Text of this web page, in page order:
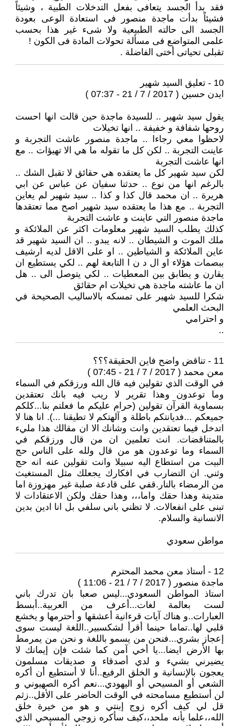
فقد بدأ الجسد يتعافى بفعل التدخلات الطبية ، وشيئاً
فشيئاً بدأت ماجدة منصور فى استعادة الوعى بعودة
الجسد الى حالته الطبيعية ولا شىء غير هذا بحسب
علمى المتواضع فى مسألة تحولات المادة فى الكون !
تقبلى تحياتى أختى الفاضلة .
10 - تعليق السيد شهير
ايدن حسين ( 2017 / 7 / 21 - 07:37 )
يقول سيد شهير .. للسيدة ماجدة حين قالت انها احست
روحها شفافة و خفيفة .. انها تخيلات
لاحظوا معي رجاءا .. ماجدة منصور عاشت التجربة و
عاينت التجربة .. لكن كل ما تقوله ما هي الا تهيؤات .. مع
انها عاشت التجربة
لكن سيد شهير كل ما يعتقده هي حقائق لا تقبل الشك ..
بالرغم انها من نوع .. حدثنا سفيان عن عباس عن ابي
هريرة .. ان محمد قال كذا و كذا .. سيد شهير لم يعاين
التجربة .. مع هذا ما يعتقده سيد شهير اصح مما تعتقدها
ماجدة منصور التي عاينت و عاشت التجربة
كذلك يطلب السيد شهير معلومات اكثر عن الملائكة و
ملك الموت و الشيطان .. لانه يبدو .. ان السيد شهير قد
عاين الملائكة و الشياطين .. او على الاقل لديه ارشيف
ببصمات هؤلاء او ال د ن ا التابعة لهم .. لكي يستطيع ان
يقارن و يطابق بين المعطيات .. لكي يتوصل الى .. هل
ان ما عاشته ماجدة هي تخيلات ام حقائق
شكرا للسيد شهير على تمسكه بالاساليب الصحيحة في
البحث العلمي
و احترامي
..
11 - تناقض واضح فاين الحقيقة؟؟؟
معن محمد ( 2017 / 7 / 21 - 07:45 )
في الوقت الذي تقولين فيه قال الله ورزقكم في السماء
وما توعدون وهذا تقرير لا ريب فيه بانك تعتقدين
بسماوية القرآن تقولين (حرام عليكم ما فعلتم بنا...كلكم
جميعكم ...فديانتكم باطلة و آلهتكم لا تطيقنا ...). انا هنا لا
اتدخل فيما تعتقدين وانت وشانك الا ان مقالك هذا مليء
بالمتناقضات. انت تعلمين ان من قال ورزقكم في
السماء وما توعدون هو من قال ولله على الناس حج
البيت من استطاع اليه سبيلا وانت تقولين عنه انه حج
وثني. ان التضارب في افكارك يجعلك مثل المستغيث
من الرمضاء بالنار.قفي على قادعة صلبة غير مهزوزة اما
متدينة وهذا حقك واما،،، وهذا حقك ولكن الاعتقادات لا
تبنى على انفعالات. لا تظني باني سلفي بل انا ادين بدين
الانسانية والسلام.
مواطن سعودي
12 - أستاذ معن محمد المحترم
ماجدة منصور ( 2017 / 7 / 21 - 11:06 )
استاذ المواطن السعودي...ليس صعبا بان تدرك باني
لست بعالمة لغات...أعرف من العربية..أبسط
العبارات..و هناك آيات قرءانية أعشقها و أحترمها و يخشع
قلبي لها..تماما حينما أقرأ لشكسبير..اللغة ليست سوى
إعجاز بشري...فنحن من يسمو باللغة و نحن من يمرمط
بها الأرض ايضا...يا أخي آمن كما شئت فإن إيمانك لا
يضيرني بشيء و لدي أصدقاء و صديقات مسلمون
يعجون بالإنسانية و الخلق الرفيع..أنا لا أستطيع أن أكره
الشعي أو المسيحي أو اليهودي...نعم أكره الصهيوني و
لن أستطيع مسامحته في الوقت الحاضر على الأقل..زثم
قل لي كيف أكره زوج إبنتي و هو من خيرة خلق
الله،،علما بأنه ملحد،،كيف سأكره زوجي المسيحي الذي